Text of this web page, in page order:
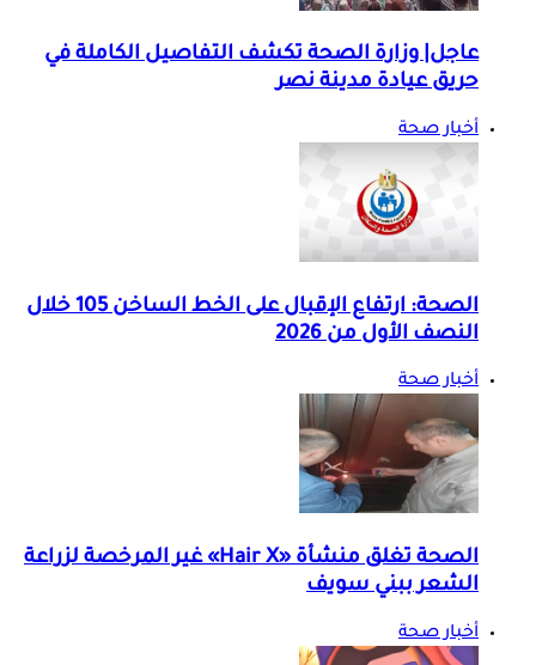
عاجل| وزارة الصحة تكشف التفاصيل الكاملة في
حريق عيادة مدينة نصر
أخبار صحة
الصحة: ارتفاع الإقبال على الخط الساخن 105 خلال
النصف الأول من 2026
أخبار صحة
الصحة تغلق منشأة «Hair X» غير المرخصة لزراعة
الشعر ببني سويف
أخبار صحة